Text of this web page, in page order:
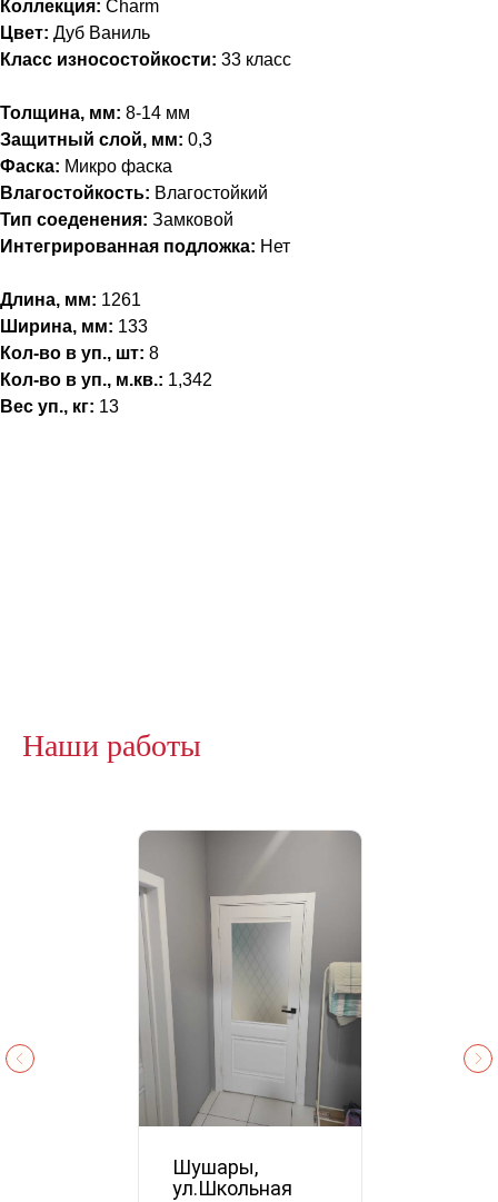
Коллекция: Charm
Цвет: Дуб Ваниль
Класс износостойкости: 33 класс
Толщина, мм: 8-14 мм
Защитный слой, мм: 0,3
Фаска: Микро фаска
Влагостойкость: Влагостойкий
Тип соеденения: Замковой
Интегрированная подложка: Нет
Длина, мм: 1261
Ширина, мм: 133
Кол-во в уп., шт: 8
Кол-во в уп., м.кв.: 1,342
Вес уп., кг: 13
Наши работы
Шушары,
ул.Школьная